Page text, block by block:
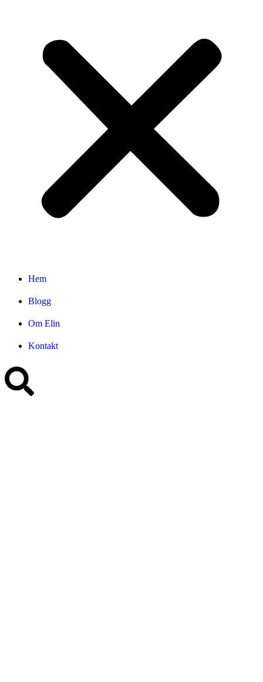
Hem
Blogg
Om Elin
Kontakt